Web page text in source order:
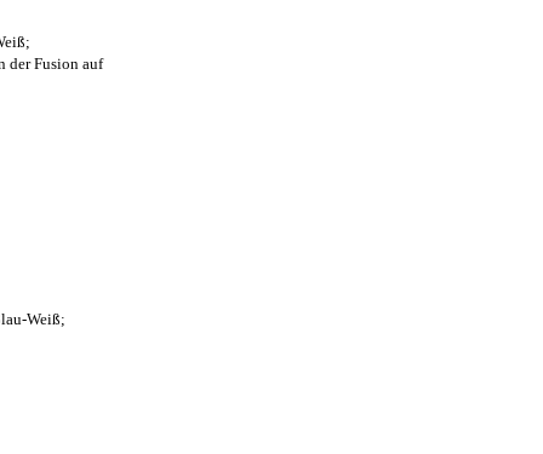
der Fusion auf
Weiß;